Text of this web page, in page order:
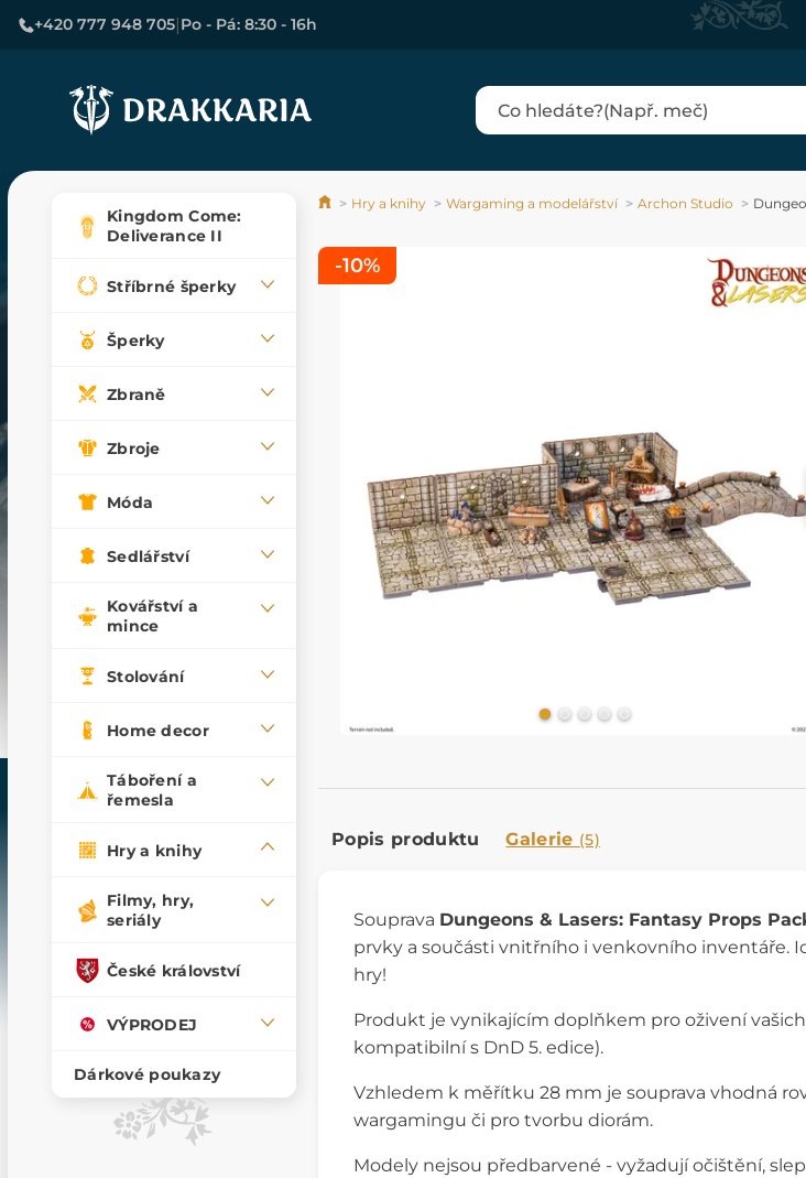
+420 777 948 705|Po - Pá: 8:30 - 16h
Kingdom Come:
Deliverance II
Stříbrné šperky
Šperky
Zbraně
Zbroje
Móda
Sedlářství
Kovářství a
mince
Stolování
Home decor
Táboření a
řemesla
Hry a knihy
Filmy, hry,
seriály
České království
VÝPRODEJ
Dárkové poukazy
Hry a knihy Wargaming a modelářství Archon Studio
-10%
Popis produktu Galerie (5)
Souprava Dungeons & Lasers: Fantasy Props
prvky a součásti vnitřního i venkovního inventáře.
hry!
Produkt je vynikajícím doplňkem pro oživení
kompatibilní s DnD 5. edice).
Vzhledem k měřítku 28 mm je souprava vhodná
wargamingu či pro tvorbu diorám.
Modely nejsou předbarvené - vyžadují očištění,